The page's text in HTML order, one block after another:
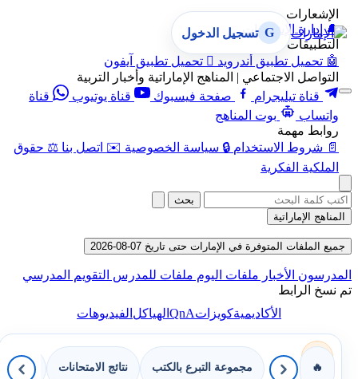
الإشعارات
🔔 إدارة الإشعارات
التطبيقات
🤖 تحميل تطبيق أندرويد  تحميل تطبيق آيفون
التواصل الاجتماعي | المناهج الإماراتية وأخبار التربية
قناة تيليجرام
صفحة فيسبوك قناة يوتيوب
قناة
واتساب
بوت المناهج
روابط مهمة
📄 شروط الاستخدام 🔒 سياسة الخصوصية ✉️ اتصل بنا ⚖️ حقوق
الملكية الفكرية
G تسجيل الدخول
بحث
المناهج الإماراتية
جميع الملفات المتوفرة في الإمارات حتى تاريخ 07-08-2026
المدرسون الأخبار ملفات اليوم ملفات للمدرس التقويم المدرسي
تم نسخ الرابط
الأكاديميةكويزاتQnAالهياكلالفيديوهات
🔥 مجموعة التبرع بالكتب نتائج الامتحانات